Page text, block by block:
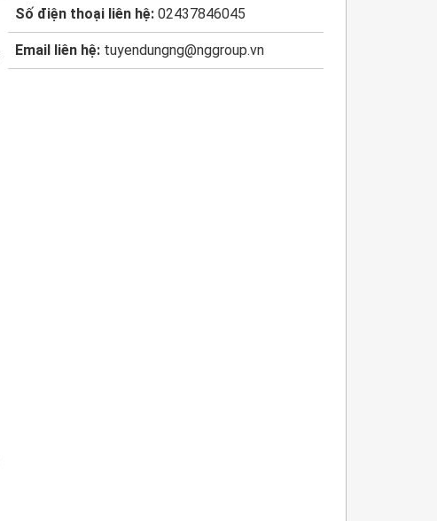
Số điện thoại liên hệ: 02437846045
Email liên hệ: tuyendungng@nggroup.vn